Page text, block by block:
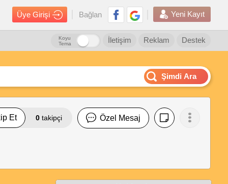
Üye Girişi Bağlan Yeni Kayıt
Destek
Reklam
İletişim
Koyu
Tema
Şimdi Ara
Et 0 takipçi Özel Mesaj